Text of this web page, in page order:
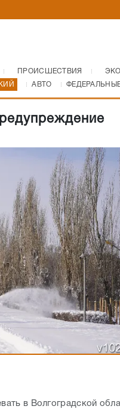
ПРОИСШЕСТВИЯ
АВТО
в Волгоградской